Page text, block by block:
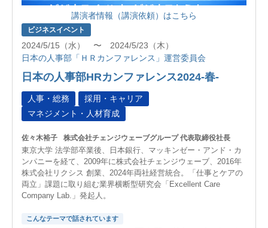
講演者情報（講演依頼）はこちら
ビジネスイベント
2024/5/15（水） 〜 2024/5/23（木）
日本の人事部「ＨＲカンファレンス」運営委員会
日本の人事部HRカンファレンス2024-春-
人事・総務
採用・キャリア
マネジメント・人材育成
佐々木裕子 株式会社チェンジウェーブグループ 代表取締役社長
東京大学 法学部卒業後、日本銀行、マッキンゼー・アンド・カ
ンパニーを経て、2009年に株式会社チェンジウェーブ、2016年
株式会社リクシス 創業、2024年両社経営統合。「仕事とケアの
両立」課題に取り組む業界横断型研究会「Excellent Care
Company Lab.」発起人。
こんなテーマで話されています